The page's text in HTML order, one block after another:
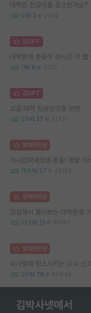
대학원 전공이름 중요한가요?
0 2 2992
김GPT
대학원생 분들이 보시긴 이 랩
1 9 3621
김GPT
요즘 대학 임용된것들 보면
23 27 13721
명예의전당
석사입학예정생 분들! 제발 어
156 27 40152
명예의전당
심심해서 풀어보는 대학원생
133 21 91067
명예의전당
이사할때 청소시키는 교수 신
92 76 60948